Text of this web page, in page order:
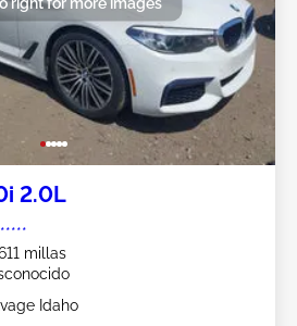
2.0L
millas
Idaho